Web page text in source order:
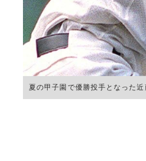
夏の甲子園で優勝投手となっ